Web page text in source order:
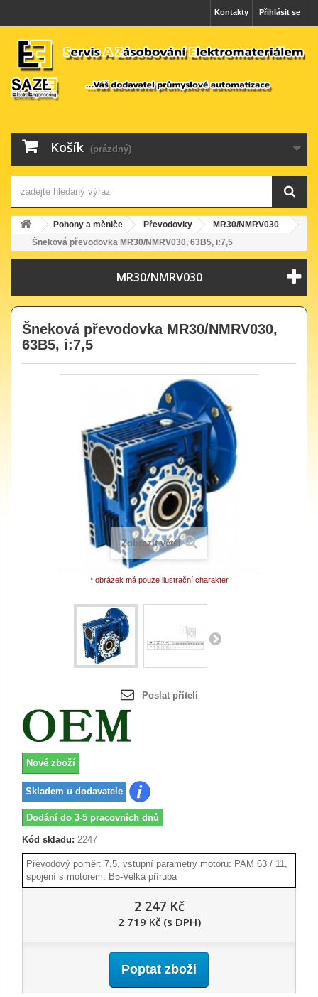
Přihlásit se
Kontakty
Košík (prázdný)
Pohony a měniče Převodovky
MR30/NMRV030
Šneková převodovka MR30/NMRV030, 63B5, i:7,5
MR30/NMRV030
Šneková převodovka MR30/NMRV030,
63B5, i:7,5
Zobrazit větší
* obrázek má pouze ilustrační charakter
Poslat příteli
Nové zboží
Skladem u dodavatele
Dodání do 3-5 pracovních dnů
Kód skladu: 2247
Převodový poměr: 7,5, vstupní parametry motoru: PAM 63 / 11,
spojení s motorem: B5-Velká příruba
2 247 Kč
2 719 Kč (s DPH)
Poptat zboží